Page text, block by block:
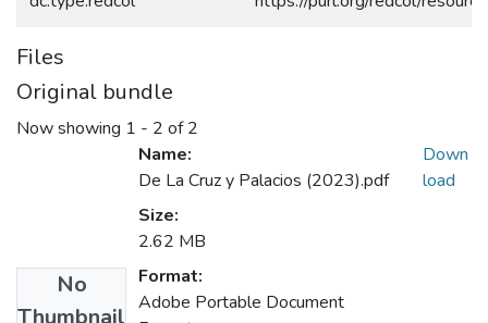
Files
Original bundle
Now showing 1 - 2 of 2
No
Thumbnail
Name:
De La Cruz y Palacios (2023).pdf
Size:
2.62 MB
Format:
Adobe Portable Document
Down
load